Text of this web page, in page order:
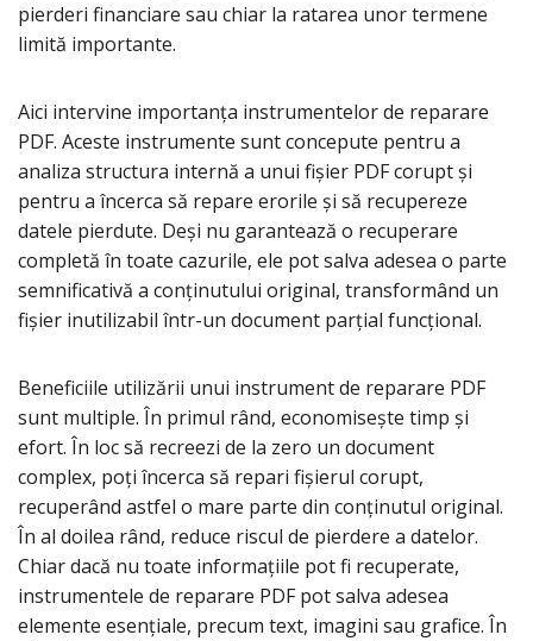
pierderi financiare sau chiar la ratarea unor termene
limită importante.
Aici intervine importanța instrumentelor de reparare
PDF. Aceste instrumente sunt concepute pentru a
analiza structura internă a unui fișier PDF corupt și
pentru a încerca să repare erorile și să recupereze
datele pierdute. Deși nu garantează o recuperare
completă în toate cazurile, ele pot salva adesea o parte
semnificativă a conținutului original, transformând un
fișier inutilizabil într-un document parțial funcțional.
Beneficiile utilizării unui instrument de reparare PDF
sunt multiple. În primul rând, economisește timp și
efort. În loc să recreezi de la zero un document
complex, poți încerca să repari fișierul corupt,
recuperând astfel o mare parte din conținutul original.
În al doilea rând, reduce riscul de pierdere a datelor.
Chiar dacă nu toate informațiile pot fi recuperate,
instrumentele de reparare PDF pot salva adesea
elemente esențiale, precum text, imagini sau grafice. În